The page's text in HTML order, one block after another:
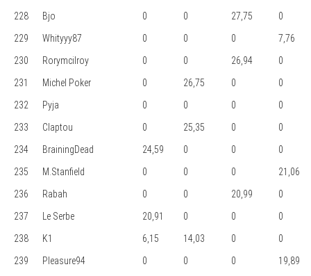
228
Bjo 0 0 27,75
0
229
Whityyy87 0 0 0
7,76
230
Rorymcilroy 0 0 26,94
0
231
Michel Poker 0 26,75 0
0
232
Pyja 0 0 0
0
233
Claptou 0 25,35 0
0
234
BrainingDead 24,59 0 0
0
235
M.Stanfield 0 0 0
21,06
236
Rabah 0 0 20,99
0
237
Le Serbe 20,91 0 0
0
238
K1 6,15 14,03 0
0
239
Pleasure94 0 0 0
19,89